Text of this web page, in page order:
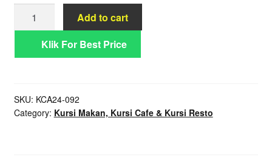
Makan
Modern
Armrest
Jok
Add to cart
Klik For Best Price
SKU: KCA24-092
Category: Kursi Makan, Kursi Cafe & Kursi Resto